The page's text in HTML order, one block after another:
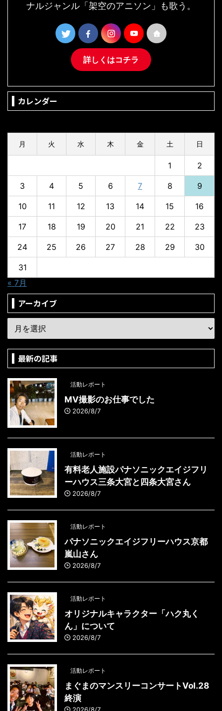
ナルジャンル「架空のアニソン」も歌う。
詳しくはコチラ
カレンダー
月 火 水 木 金 土 日
1 2
3 4 5 6 7 8 9
10 11 12 13 14 15 16
17 18 19 20 21 22 23
24 25 26 27 28 29 30
31
« 7月
アーカイブ
最新の記事
活動レポート
MV撮影のお仕事でした
2026/8/7
活動レポート
有料老人施設パナソニックエイジフリ
ーハウス三条大宮と四条大宮さん
2026/8/7
活動レポート
パナソニックエイジフリーハウス京都
嵐山さん
2026/8/7
活動レポート
オリジナルキャラクター「ハク丸く
ん」について
2026/8/7
活動レポート
まぐまのマンスリーコンサートVol.28
終演